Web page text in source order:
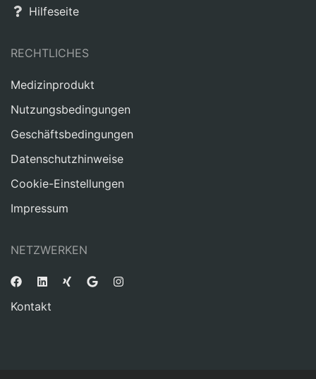
Hilfeseite
RECHTLICHES
Medizinprodukt
Nutzungsbedingungen
Geschäftsbedingungen
Datenschutzhinweise
Cookie-Einstellungen
Impressum
NETZWERKEN
Kontakt